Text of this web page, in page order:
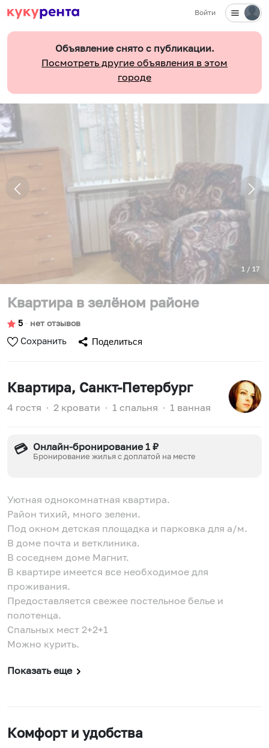
Войти
Объявление снято с публикации.
Посмотреть другие объявления в этом
городе
1 / 17
Квартира в зелёном районе
5 ∙ нет отзывов
Сохранить Поделиться
Квартира, Санкт-Петербург
4 гостя ∙ 2 кровати ∙ 1 спальня ∙ 1 ванная
💳 Онлайн-бронирование 1 ₽
Бронирование жилья с доплатой на месте
Уютная однокомнатная квартира.
Район тихий, много зелени.
Под окном детская площадка и парковка для а/м.
В доме почта и ветклиника.
В соседнем доме Магнит.
В квартире имеется все необходимое для
проживания.
Предоставляется свежее постельное белье и
полотенца.
Спальных мест 2+2+1
Можно курить.
Показать еще
Комфорт и удобства